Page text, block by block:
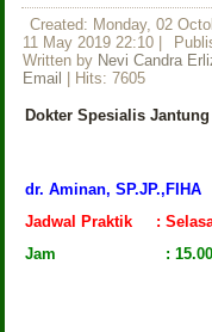
Created: Monday, 02
11 May 2019 22:10
Written by Nevi Candra
Email
| Hits: 7605
Dokter Spesialis
dr. Aminan, SP.JP.,FIHA
Jadwal Praktik :
Jam : 15.00